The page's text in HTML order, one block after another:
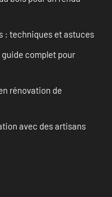
: techniques et astuces
complet pour
rénovation de
avec des artisans